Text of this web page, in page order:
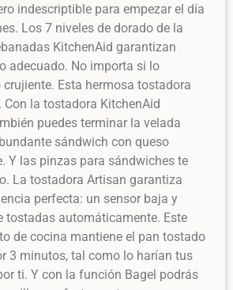
indescriptible para empezar el día
Los 7 niveles de dorado de la
KitchenAid garantizan
adecuado. No importa si lo
crujiente. Esta hermosa tostadora
Con la tostadora KitchenAid
puedes terminar la velada
sándwich con queso
Y las pinzas para sándwiches te
La tostadora Artisan garantiza
perfecta: un sensor baja y
tostadas automáticamente. Este
de cocina mantiene el pan tostado
3 minutos, tal como lo harían tus
ti. Y con la función Bagel podrás